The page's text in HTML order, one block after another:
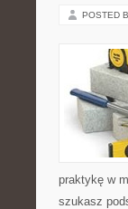
POSTED
praktykę w
szukasz